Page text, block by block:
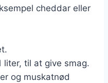
cheddar eller
liter, til at give smag.
og muskatnød